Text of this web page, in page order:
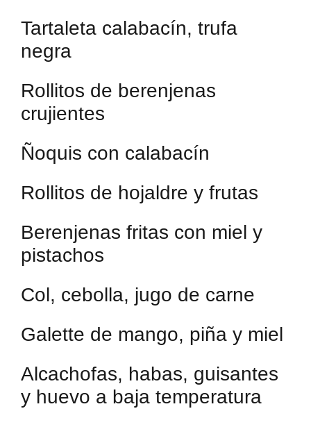
Tartaleta calabacín, trufa
negra
Rollitos de berenjenas
crujientes
Ñoquis con calabacín
Rollitos de hojaldre y frutas
Berenjenas fritas con miel y
pistachos
Col, cebolla, jugo de carne
Galette de mango, piña y miel
Alcachofas, habas, guisantes
y huevo a baja temperatura